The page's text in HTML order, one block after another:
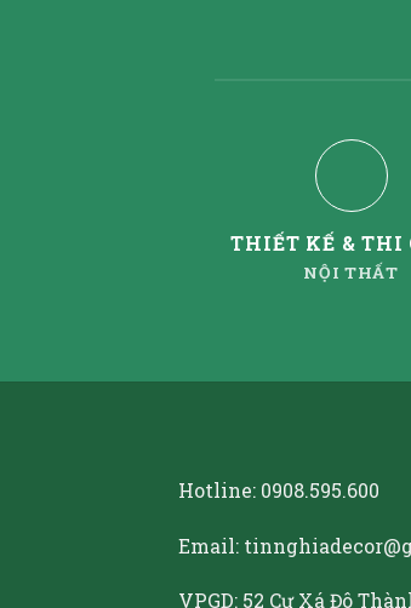
THIẾT KẾ & THI
NỘI THẤT
Hotline: 0908.595.600
Email:
VPGD: 52 Cư Xá Đô